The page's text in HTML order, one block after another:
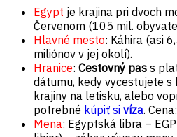
Egypt je krajina pri dvoch
Červenom (105 mil.
Hlavné mesto: Káhira (asi
miliónov v jej okolí).
Hranice: Cestovný pas s
dátumu, kedy vycestujete s
krajiny na letisku, alebo
potrebné kúpiť si víza.
Mena: Egyptská libra –